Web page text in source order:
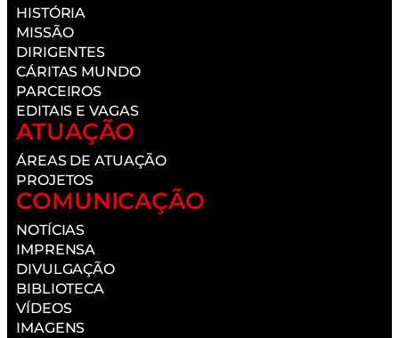
HISTÓRIA
MISSÃO
DIRIGENTES
CÁRITAS MUNDO
PARCEIROS
EDITAIS E VAGAS
ATUAÇÃO
ÁREAS DE ATUAÇÃO
PROJETOS
COMUNICAÇÃO
NOTÍCIAS
IMPRENSA
DIVULGAÇÃO
BIBLIOTECA
VÍDEOS
IMAGENS